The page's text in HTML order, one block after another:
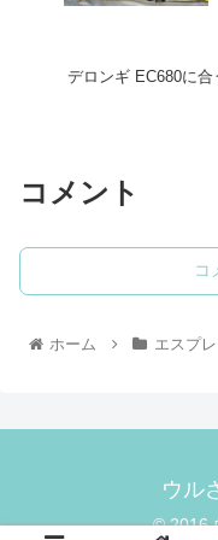
デロンギ EC680に合
コメント
コ
ホーム エスプ
ウル
© 2016